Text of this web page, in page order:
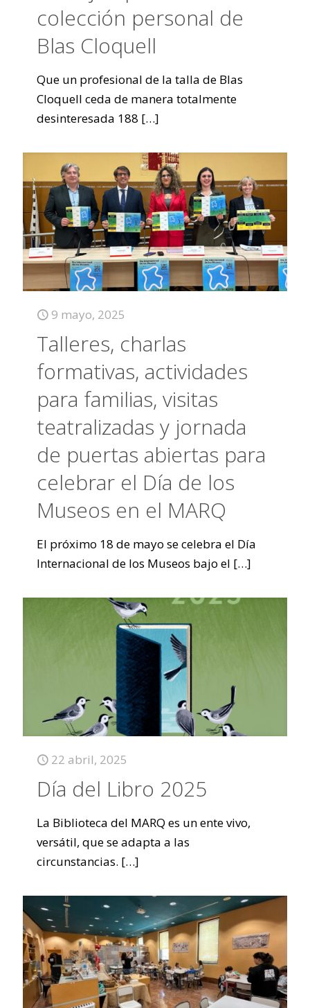
colección personal de
Blas Cloquell
Que un profesional de la talla de Blas
Cloquell ceda de manera totalmente
desinteresada 188 […]
9 mayo, 2025
Talleres, charlas
formativas, actividades
para familias, visitas
teatralizadas y jornada
de puertas abiertas para
celebrar el Día de los
Museos en el MARQ
El próximo 18 de mayo se celebra el Día
Internacional de los Museos bajo el […]
22 abril, 2025
Día del Libro 2025
La Biblioteca del MARQ es un ente vivo,
versátil, que se adapta a las
circunstancias. […]